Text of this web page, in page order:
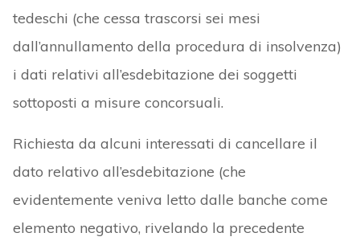
tedeschi (che cessa trascorsi sei mesi
dall’annullamento della procedura di insolvenza)
i dati relativi all’esdebitazione dei soggetti
sottoposti a misure concorsuali.
Richiesta da alcuni interessati di cancellare il
dato relativo all’esdebitazione (che
evidentemente veniva letto dalle banche come
elemento negativo, rivelando la precedente